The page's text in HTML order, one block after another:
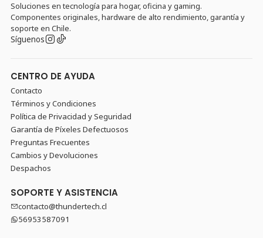
Soluciones en tecnología para hogar, oficina y gaming.
Componentes originales, hardware de alto rendimiento, garantía y
soporte en Chile.
Síguenos
CENTRO DE AYUDA
Contacto
Términos y Condiciones
Política de Privacidad y Seguridad
Garantía de Píxeles Defectuosos
Preguntas Frecuentes
Cambios y Devoluciones
Despachos
SOPORTE Y ASISTENCIA
contacto@thundertech.cl
56953587091